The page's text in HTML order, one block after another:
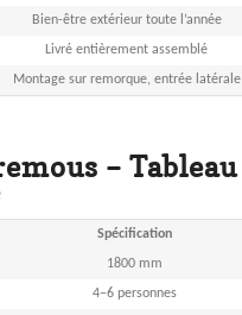
Bien-être extérieur toute l’année
Livré entièrement assemblé
Montage sur remorque, entrée latérale
– Tableau
Spécification
1800 mm
4–6 personnes